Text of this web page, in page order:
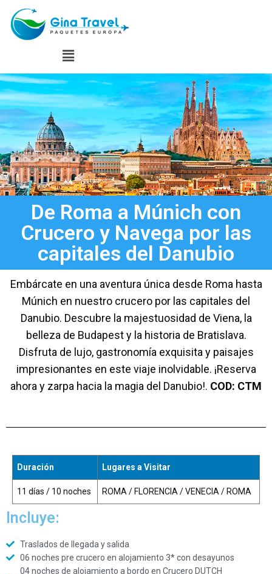
De Roma a Múnich con
Crucero y Navega por las
capitales del Danubio
Embárcate en una aventura única desde Roma hasta
Múnich en nuestro crucero por las capitales del
Danubio. Descubre la majestuosidad de Viena, la
belleza de Budapest y la historia de Bratislava.
Disfruta de lujo, gastronomía exquisita y paisajes
impresionantes en este viaje inolvidable. ¡Reserva
ahora y zarpa hacia la magia del Danubio!. COD: CTM
Duración Lugares a Visitar
11 días / 10 noches ROMA / FLORENCIA / VENECIA / ROMA
Incluye:
Traslados de llegada y salida
06 noches pre crucero en alojamiento 3* con desayunos
04 noches de alojamiento a bordo en Crucero DUTCH